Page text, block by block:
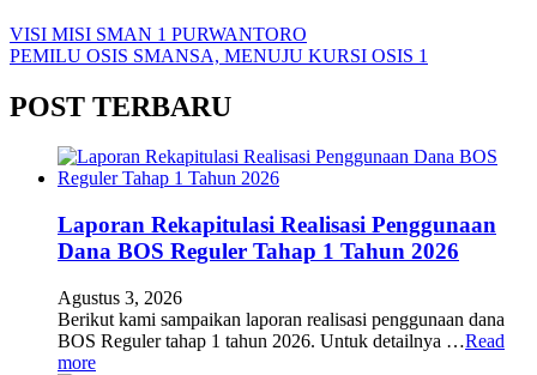
VISI MISI SMAN 1 PURWANTORO
PEMILU OSIS SMANSA, MENUJU KURSI OSIS 1
POST TERBARU
Laporan Rekapitulasi Realisasi Penggunaan
Dana BOS Reguler Tahap 1 Tahun 2026
Agustus 3, 2026
Berikut kami sampaikan laporan realisasi penggunaan dana
BOS Reguler tahap 1 tahun 2026. Untuk detailnya …Read
more